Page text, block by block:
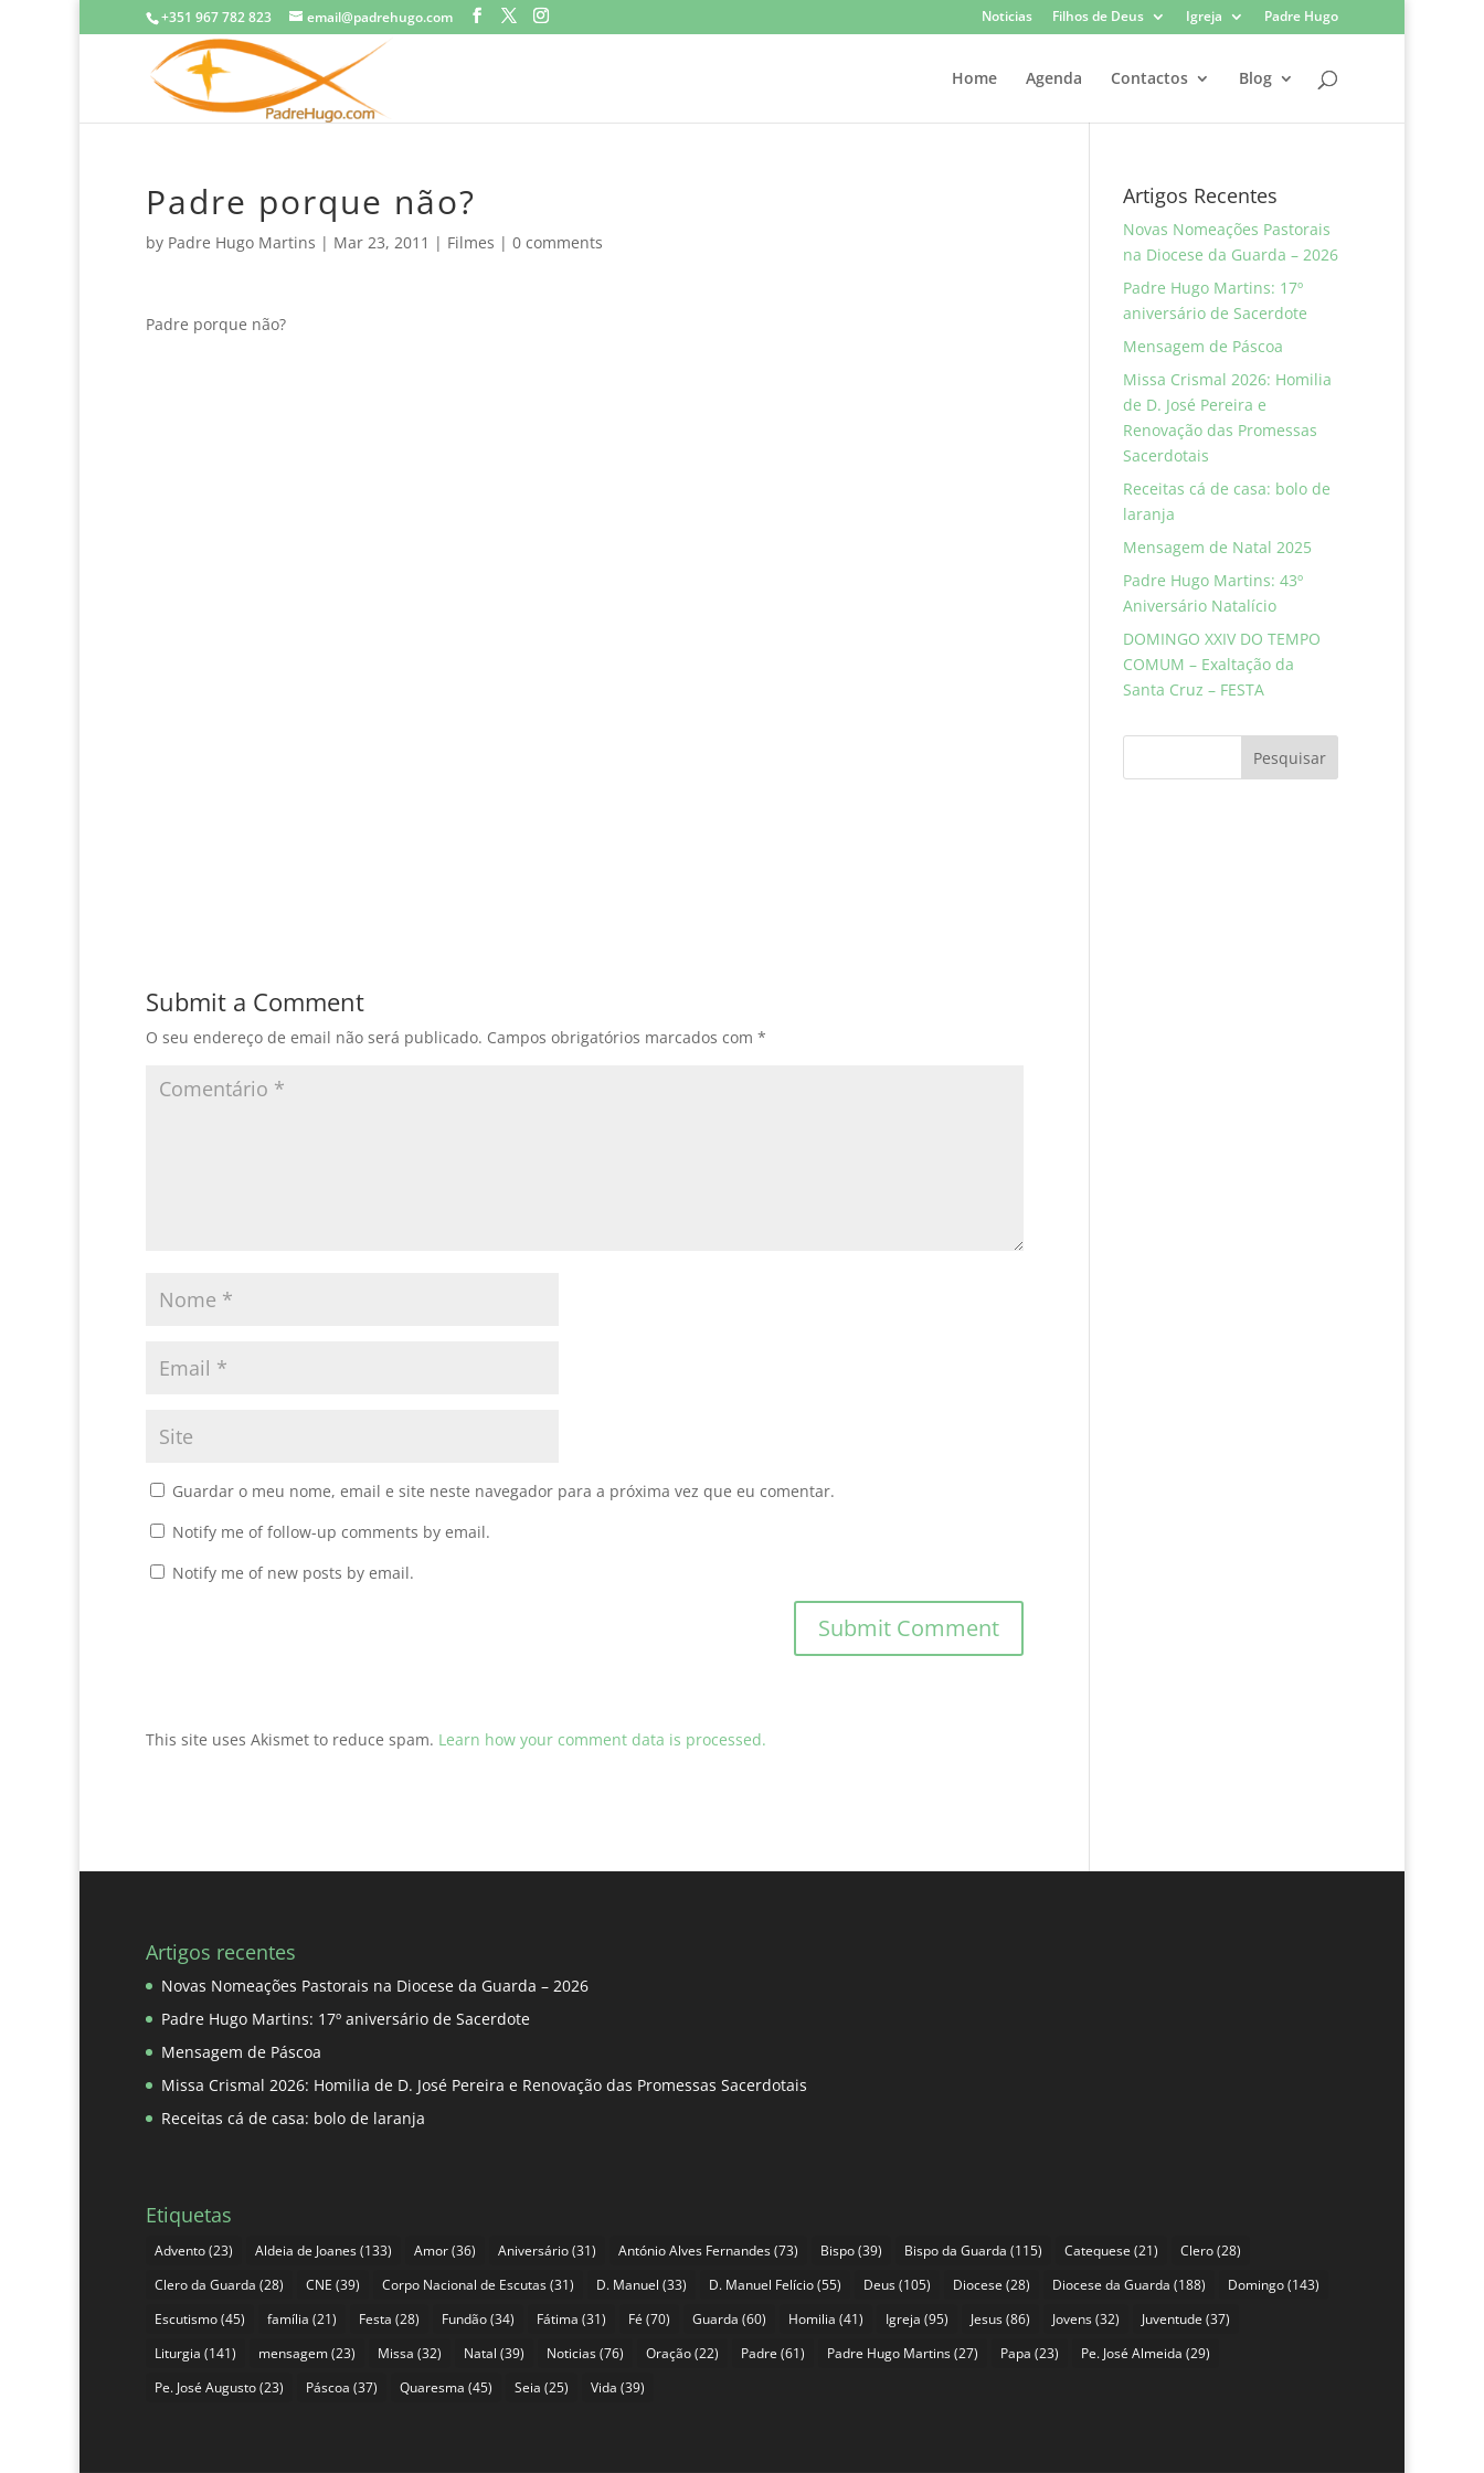
+351 967 782 823 email@padrehugo.com Noticias Filhos de Deus Igreja Padre Hugo
Home Agenda Contactos Blog
Padre porque não?
by Padre Hugo Martins | Mar 23, 2011 | Filmes | 0 comments
Padre porque não?
Submit a Comment
O seu endereço de email não será publicado. Campos obrigatórios marcados com *
Guardar o meu nome, email e site neste navegador para a próxima vez que eu comentar.
Notify me of follow-up comments by email.
Notify me of new posts by email.
This site uses Akismet to reduce spam. Learn how your comment data is processed.
Artigos Recentes
Novas Nomeações Pastorais
na Diocese da Guarda – 2026
Padre Hugo Martins: 17º
aniversário de Sacerdote
Mensagem de Páscoa
Missa Crismal 2026: Homilia
de D. José Pereira e
Renovação das Promessas
Sacerdotais
Receitas cá de casa: bolo de
laranja
Mensagem de Natal 2025
Padre Hugo Martins: 43º
Aniversário Natalício
DOMINGO XXIV DO TEMPO
COMUM – Exaltação da
Santa Cruz – FESTA
Pesquisar
Artigos recentes
Novas Nomeações Pastorais na Diocese da Guarda – 2026
Padre Hugo Martins: 17º aniversário de Sacerdote
Mensagem de Páscoa
Missa Crismal 2026: Homilia de D. José Pereira e Renovação das Promessas Sacerdotais
Receitas cá de casa: bolo de laranja
Etiquetas
Advento(23) Aldeia de Joanes(133) Amor(36) Aniversário(31) António Alves Fernandes(73) Bispo(39) Bispo da Guarda (115) Catequese (21) Clero(28)
Clero da Guarda (28) CNE (39) Corpo Nacional de Escutas(31) D. Manuel (33) D. Manuel Felício(55) Deus(105) Diocese (28) Diocese da Guarda (188) Domingo(143)
Escutismo(45) família (21) Festa (28) Fundão(34) Fátima (31) Fé (70) Guarda (60) Homilia (41) Igreja (95) Jesus(86) Jovens(32) Juventude (37)
Liturgia (141) mensagem(23) Missa (32) Natal (39) Noticias(76) Oração(22) Padre (61) Padre Hugo Martins(27) Papa (23) Pe. José Almeida (29)
Pe. José Augusto(23) Páscoa (37) Quaresma (45) Seia (25) Vida (39)